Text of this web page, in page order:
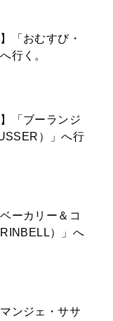
「おむすび・
行く。
「ブーランジ
）」へ行
ーカリー＆コ
）」へ
ンジェ・ササ